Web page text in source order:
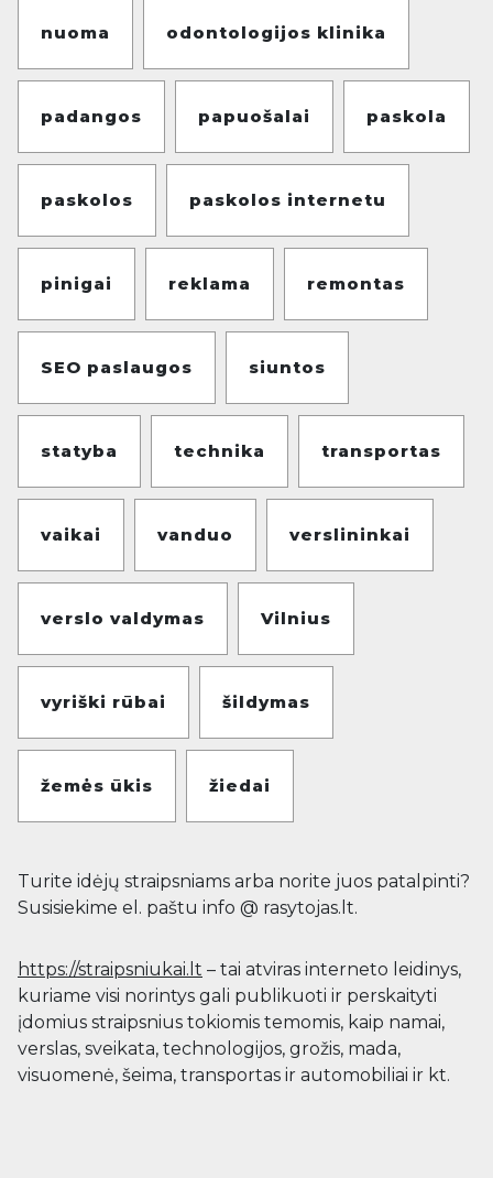
nuoma odontologijos klinika
padangos papuošalai paskola
paskolos paskolos internetu
pinigai reklama remontas
SEO paslaugos siuntos
statyba technika transportas
vaikai vanduo verslininkai
verslo valdymas Vilnius
vyriški rūbai šildymas
žemės ūkis žiedai
Turite idėjų straipsniams arba norite juos patalpinti?
Susisiekime el. paštu info @ rasytojas.lt.
https://straipsniukai.lt – tai atviras interneto leidinys,
kuriame visi norintys gali publikuoti ir perskaityti
įdomius straipsnius tokiomis temomis, kaip namai,
verslas, sveikata, technologijos, grožis, mada,
visuomenė, šeima, transportas ir automobiliai ir kt.